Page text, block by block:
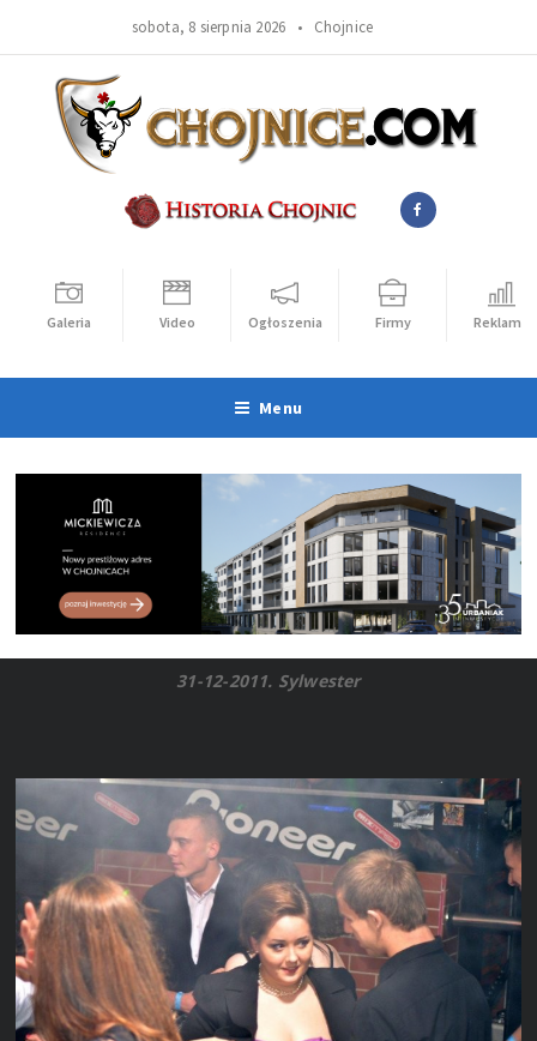
sobota, 8 sierpnia 2026 • Chojnice
Galeria Video Ogłoszenia Firmy Reklama
Menu
31-12-2011. Sylwester